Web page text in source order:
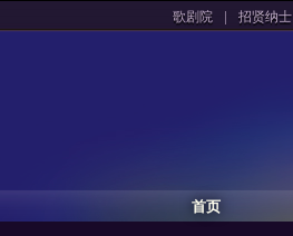
歌剧院 | 招贤纳士
首页